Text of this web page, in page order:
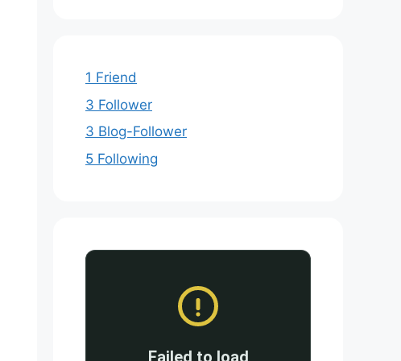
1 Friend
3 Follower
3 Blog-Follower
5 Following